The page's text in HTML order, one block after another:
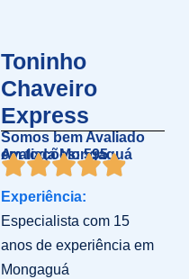
Toninho
Chaveiro
Express
Somos bem Avaliado
em toda Mongaguá
Avaliações: 595
Experiência:
Especialista com 15
anos de experiência em
Mongaguá